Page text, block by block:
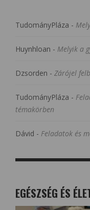
TudományPláza -
Huynhloan - Melyik a
Dzsorden - Zárójel
TudományPláza -
témakörben
Dávid - Feladatok és
EGÉSZSÉG ÉS